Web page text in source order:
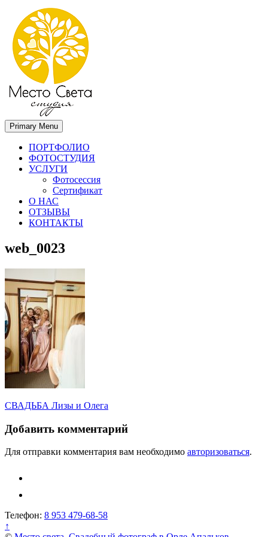
Место света. Свадебный фотограф в Орле Апальков Вячеслав
Свадебный фотограф в Орле
Primary Menu
ПОРТФОЛИО
ФОТОСТУДИЯ
УСЛУГИ
Фотосессия
Сертификат
О НАС
ОТЗЫВЫ
КОНТАКТЫ
web_0023
Навигация
по
записям
СВАДЬБА Лизы и Олега
Добавить комментарий
Для отправки комментария вам необходимо авторизоваться.
Телефон: 8 953 479-68-58
↑